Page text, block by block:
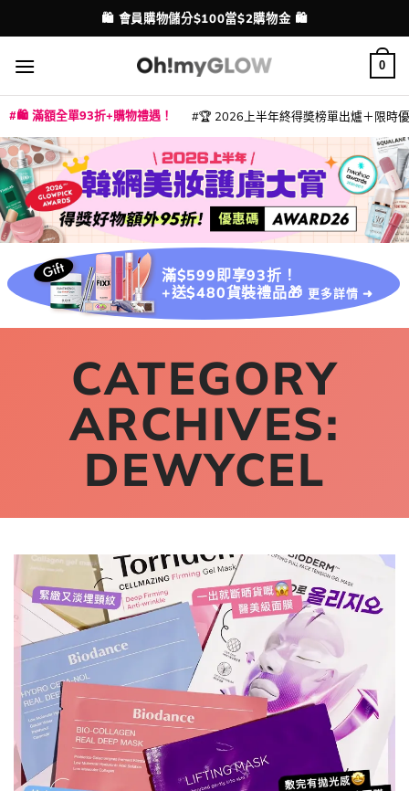
to
content
配送港澳
🛍️ 會員購物儲分$100當$2購物金 🛍️
0
🛍️ 滿額全單93折+購物禮遇！ 🏆 2026上半年終得奬榜單出爐＋限時
滿$599即享93折！
+送$480貨裝禮品🎁 更多詳情 ➜
CATEGORY
ARCHIVES:
DEWYCEL